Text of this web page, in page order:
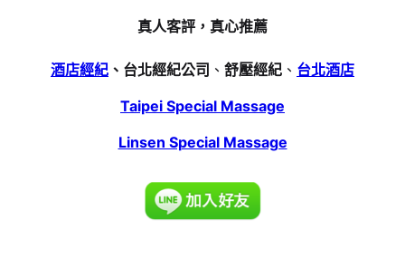
真人客評，真心推薦
酒店經紀 、台北經紀公司 、 舒壓經紀 、 台北酒店
Taipei Special Massage
Linsen Special Massage